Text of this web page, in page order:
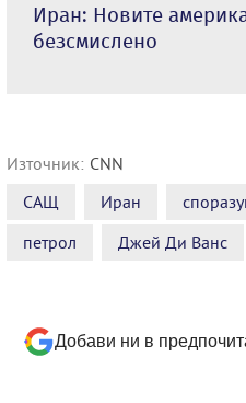
Иран: Новите
безсмислено
Източник: CNN
САЩ
Иран
петрол
Джей Ди Ванс
Добави ни в